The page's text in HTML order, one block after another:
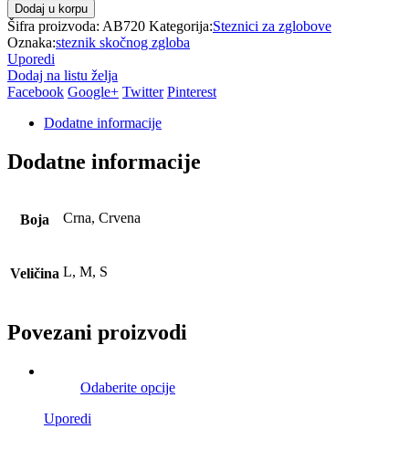
Dodaj u korpu
Šifra proizvoda: AB720 Kategorija:Steznici za zglobove
Oznaka:steznik skočnog zgloba
Uporedi
Dodaj na listu želja
Facebook Google+ Twitter Pinterest
Dodatne informacije
Dodatne informacije
Boja Crna, Crvena
Veličina L, M, S
Povezani proizvodi
Odaberite opcije
Uporedi